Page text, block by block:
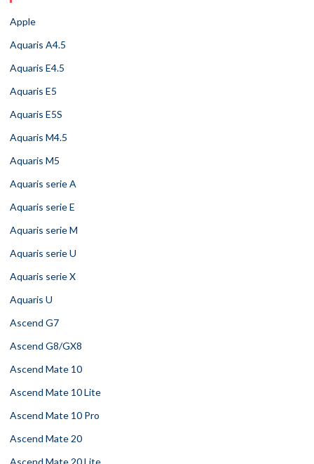
Apple
Aquaris A4.5
Aquaris E4.5
Aquaris E5
Aquaris E5S
Aquaris M4.5
Aquaris M5
Aquaris serie A
Aquaris serie E
Aquaris serie M
Aquaris serie U
Aquaris serie X
Aquaris U
Ascend G7
Ascend G8/GX8
Ascend Mate 10
Ascend Mate 10 Lite
Ascend Mate 10 Pro
Ascend Mate 20
Ascend Mate 20 Lite